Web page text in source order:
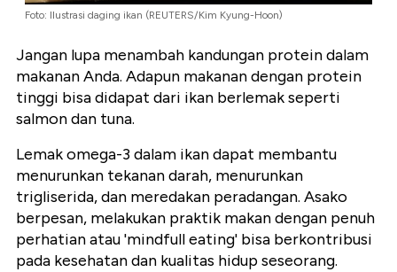
Foto: Ilustrasi daging ikan (REUTERS/Kim Kyung-Hoon)
Jangan lupa menambah kandungan protein dalam
makanan Anda. Adapun makanan dengan protein
tinggi bisa didapat dari ikan berlemak seperti
salmon dan tuna.
Lemak omega-3 dalam ikan dapat membantu
menurunkan tekanan darah, menurunkan
trigliserida, dan meredakan peradangan. Asako
berpesan, melakukan praktik makan dengan penuh
perhatian atau 'mindfull eating' bisa berkontribusi
pada kesehatan dan kualitas hidup seseorang.